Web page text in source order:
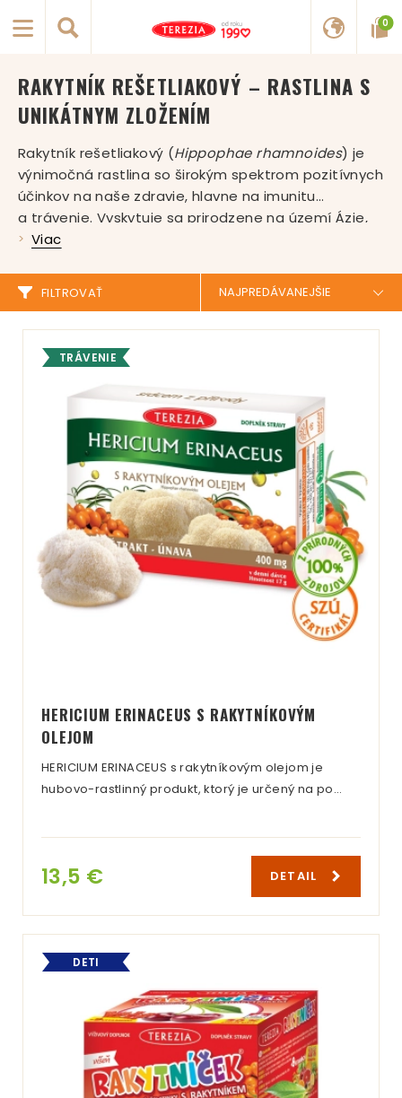
0
RAKYTNÍK REŠETLIAKOVÝ – RASTLINA S
UNIKÁTNYM ZLOŽENÍM
Rakytník rešetliakový (Hippophae rhamnoides) je
výnimočná rastlina so širokým spektrom pozitívnych
účinkov na naše zdravie, hlavne na imunitu
a trávenie. Vyskytuje sa prirodzene na území Ázie,
Číny, Mongolska, Nepálu a Indie. V súčasnosti sa
Európe. Rakytník býva často nazývaný rastlinou
budúcnosti či citrónovníkom severu, pretože
obsahuje vysoký podiel vitamínu C. V celej rastline
nájdeme viac ako 190 biologicky aktívnych látok,
z ktorých najvýznamnejšie sú vitamíny skupiny B,
provitamín A, tokoferoly, vitamín D a A, beta-
karotén a veľa ďalších telu prospešných látok.
Okrem toho, že podporuje imunitu a napomáha
tráveniu má priaznivý vplyv na činnosť srdca, sliznice
úst a očí, udržuje zdravú pokožku a podporuje lesk
Viac
FILTROVAŤ
TRÁVENIE
HERICIUM ERINACEUS S RAKYTNÍKOVÝM
OLEJOM
HERICIUM ERINACEUS s rakytníkovým olejom je
hubovo-rastlinný produkt, ktorý je určený na po…
13,5 € DETAIL
DETI